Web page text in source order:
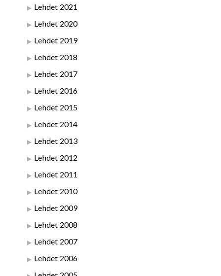
Lehdet 2021
Lehdet 2020
Lehdet 2019
Lehdet 2018
Lehdet 2017
Lehdet 2016
Lehdet 2015
Lehdet 2014
Lehdet 2013
Lehdet 2012
Lehdet 2011
Lehdet 2010
Lehdet 2009
Lehdet 2008
Lehdet 2007
Lehdet 2006